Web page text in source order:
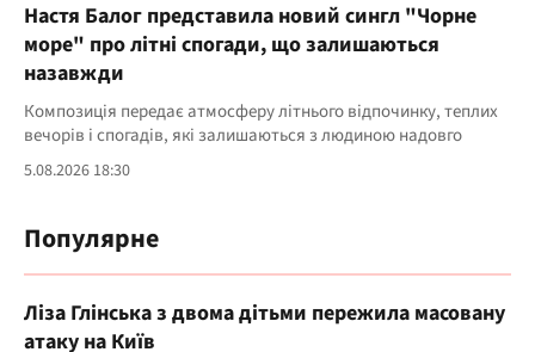
Настя Балог представила новий сингл "Чорне
море" про літні спогади, що залишаються
назавжди
Композиція передає атмосферу літнього відпочинку, теплих
вечорів і спогадів, які залишаються з людиною надовго
5.08.2026 18:30
Популярне
Ліза Глінська з двома дітьми пережила масовану
атаку на Київ